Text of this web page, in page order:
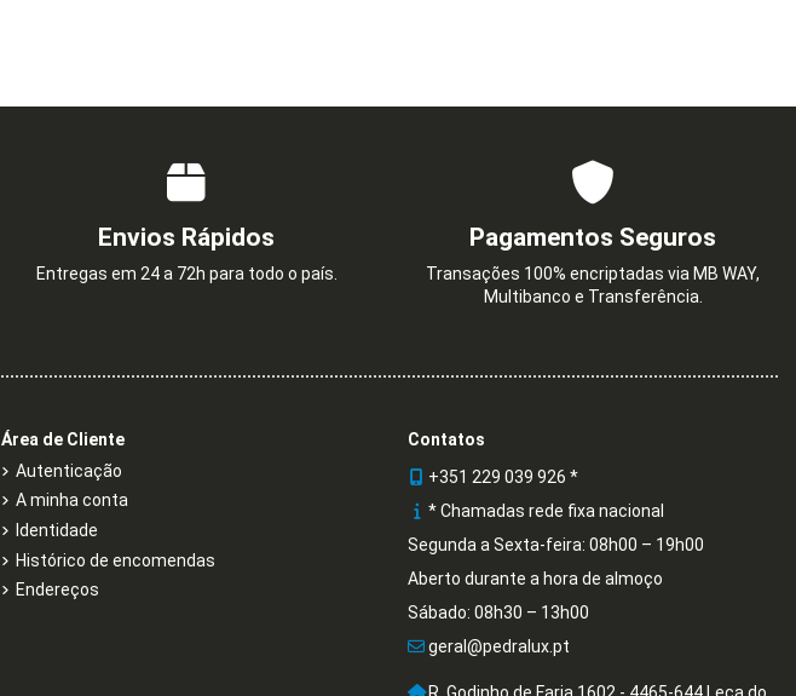
Envios Rápidos
Entregas em 24 a 72h para todo o país.
Pagamentos Seguros
Transações 100% encriptadas via MB WAY,
Multibanco e Transferência.
Área de Cliente
Autenticação
A minha conta
Identidade
Histórico de encomendas
Endereços
Contatos
+351 229 039 926 *
* Chamadas rede fixa nacional
Segunda a Sexta-feira: 08h00 – 19h00
Aberto durante a hora de almoço
Sábado: 08h30 – 13h00
geral@pedralux.pt